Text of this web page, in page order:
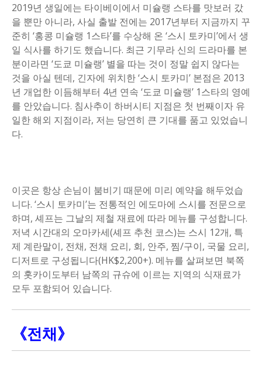
2019년 생일에는 타이베이에서 미슐랭 스타를 맛보러 갔
을 뿐만 아니라, 사실 출발 전에는 2017년부터 지금까지 꾸
준히 ‘홍콩 미슐랭 1스타’를 수상해 온 ‘스시 토카미’에서 생
일 식사를 하기도 했습니다. 최근 기무라 신의 드라마를 본
분이라면 ‘도쿄 미슐랭’ 별을 따는 것이 정말 쉽지 않다는
것을 아실 텐데, 긴자에 위치한 ‘스시 토카미’ 본점은 2013
년 개업한 이듬해부터 4년 연속 ‘도쿄 미슐랭’ 1스타의 영예
를 안았습니다. 침사추이 하버시티 지점은 첫 번째이자 유
일한 해외 지점이라, 저는 당연히 큰 기대를 품고 있었습니
다.
이곳은 항상 손님이 붐비기 때문에 미리 예약을 해두었습
니다. ‘스시 토카미’는 전통적인 에도마에 스시를 전문으로
하며, 셰프는 그날의 제철 재료에 따라 메뉴를 구성합니다.
저녁 시간대의 오마카세(셰프 추천 코스)는 스시 12개, 특
제 계란말이, 전채, 전채 요리, 회, 안주, 찜/구이, 국물 요리,
디저트로 구성됩니다(HK$2,200+). 메뉴를 살펴보면 북쪽
의 홋카이도부터 남쪽의 규슈에 이르는 지역의 식재료가
모두 포함되어 있습니다.
《전채》